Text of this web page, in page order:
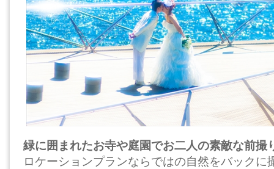
緑に囲まれたお寺や庭園でお二人の素敵な前撮
ロケーションプランならではの自然をバックに